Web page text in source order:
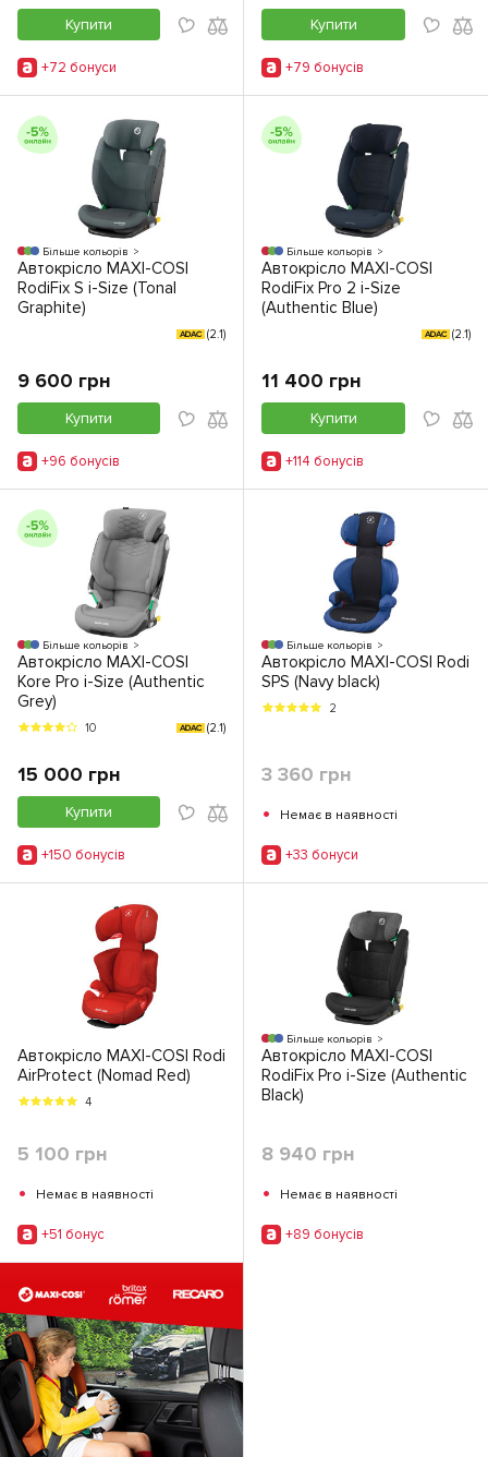
Купити
+72 бонуси
Купити
+79 бонусiв
Більше кольорів
Автокрісло MAXI-COSI
RodiFix S i-Size (Tonal
Graphite)
ADAC (2.1)
9 600 грн
Купити
+96 бонусiв
Більше кольорів
Автокрісло MAXI-COSI
RodiFix Pro 2 i-Size
(Authentic Blue)
ADAC (2.1)
11 400 грн
Купити
+114 бонусiв
Більше кольорів
Автокрісло MAXI-COSI
Kore Pro i-Size (Authentic
Grey)
10 ADAC (2.1)
15 000 грн
Купити
+150 бонусiв
Більше кольорів
Автокрісло MAXI-COSI Rodi
SPS (Navy black)
2
3 360 грн
• Немає в наявності
+33 бонуси
Автокрісло MAXI-COSI Rodi
AirProtect (Nomad Red)
4
5 100 грн
• Немає в наявності
+51 бонус
Більше кольорів
Автокрісло MAXI-COSI
RodiFix Pro i-Size (Authentic
Black)
8 940 грн
• Немає в наявності
+89 бонусiв